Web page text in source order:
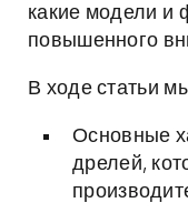
какие модели и
повышенного
В ходе статьи
Основные
дрелей,